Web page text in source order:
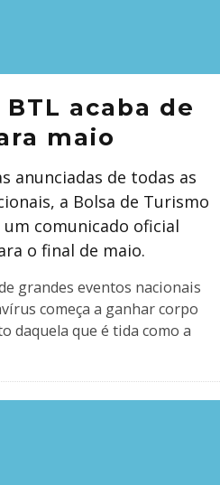
acaba de
maio
anunciadas de todas as
a Bolsa de Turismo
comunicado oficial
o final de maio.
grandes eventos nacionais
começa a ganhar corpo
daquela que é tida como a